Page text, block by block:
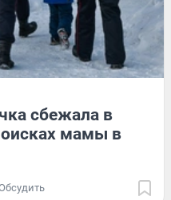
сбежала в
мамы в